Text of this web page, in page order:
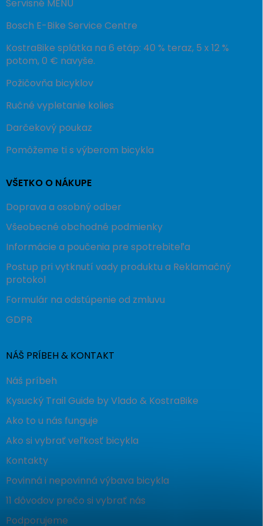
Servisné MENU
Bosch E-Bike Service Centre
KostraBike splátka na 6 etáp: 40 % teraz, 5 x 12 %
potom, 0 € navyše.
Požičovňa bicyklov
Ručné vypletanie kolies
Darčekový poukaz
Pomôžeme ti s výberom bicykla
VŠETKO O NÁKUPE
Doprava a osobný odber
Všeobecné obchodné podmienky
Informácie a poučenia pre spotrebiteľa
Postup pri vytknutí vady produktu a Reklamačný
protokol
Formulár na odstúpenie od zmluvu
GDPR
NÁŠ PRÍBEH & KONTAKT
Náš príbeh
Kysucký Trail Guide by Vlado & KostraBike
Ako to u nás funguje
Ako si vybrať veľkosť bicykla
Kontakty
Povinná i nepovinná výbava bicykla
11 dôvodov prečo si vybrať nás
Podporujeme